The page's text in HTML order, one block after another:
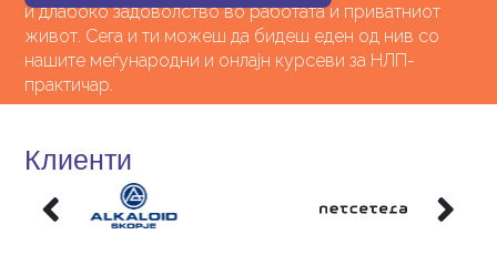
и длабоко задоволство во работата и приватниот
живот. Сега и ти можеш да бидеш еден од нив со
нашите меѓународни и онлајн курсеви за НЛП-
практичар.
Клиенти